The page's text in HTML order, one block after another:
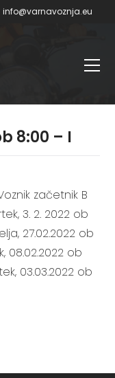
info@varnavoznja.eu
8:00 – I
začetnik B
3. 2. 2022 ob
27.02.2022 ob
08.02.2022 ob
03.03.2022 ob